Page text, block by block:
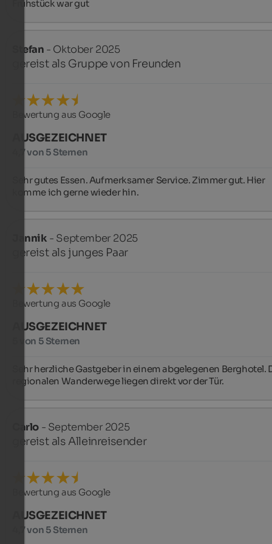
Frühstück war gut
Stefan - Oktober 2025
gereist als Gruppe von Freunden
Bewertung aus Google
AUSGEZEICHNET
4,7 von 5 Sternen
Sehr gutes Essen. Aufmerksamer Service. Zimmer gut. Hier
komme ich gerne wieder hin.
Jannik - September 2025
gereist als junges Paar
Bewertung aus Google
AUSGEZEICHNET
5 von 5 Sternen
Sehr herzliche Gastgeber in einem abgelegenen Berghotel.
regionalen Wanderwege liegen direkt vor der Tür.
Carlo - September 2025
gereist als Alleinreisender
Bewertung aus Google
AUSGEZEICHNET
4,7 von 5 Sternen